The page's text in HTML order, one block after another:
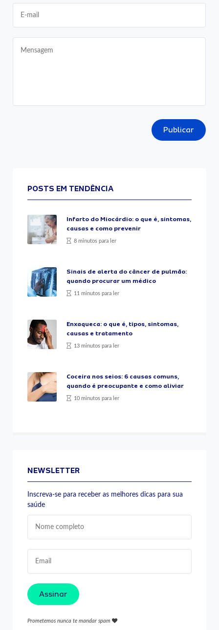
Publicar
POSTS EM TENDÊNCIA
Infarto do Miocárdio: o que é, sintomas,
causas e como prevenir
8 minutos para ler
Sinais de alerta do câncer de pulmão:
quando procurar um médico
11 minutos para ler
Enxaqueca: o que é, tipos, sintomas,
causas e tratamento
13 minutos para ler
Coceira nos seios: 6 causas comuns,
quando é preocupante e como aliviar
10 minutos para ler
NEWSLETTER
Inscreva-se para receber as melhores dicas para sua
saúde
Assinar
Prometemos nunca te mandar spam